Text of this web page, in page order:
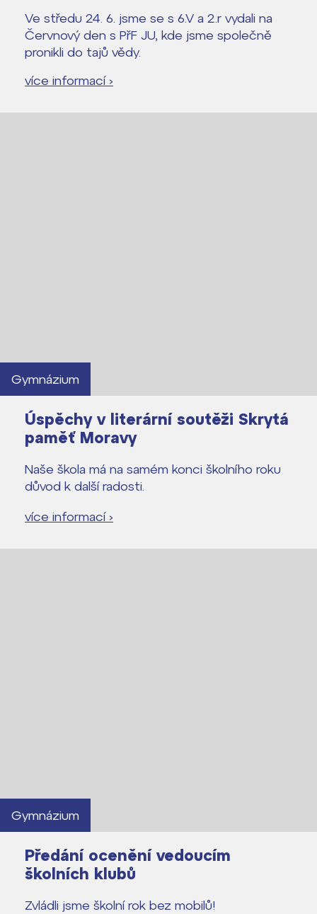
Ve středu 24. 6. jsme se s 6.V a 2.r vydali na
Červnový den s PřF JU, kde jsme společně
pronikli do tajů vědy.
více informací ›
Gymnázium
Úspěchy v literární soutěži Skrytá
paměť Moravy
Naše škola má na samém konci školního roku
důvod k další radosti.
více informací ›
Gymnázium
Předání ocenění vedoucím
školních klubů
Zvládli jsme školní rok bez mobilů!